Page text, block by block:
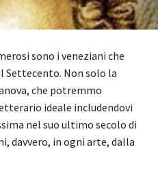
sono i veneziani che
Settecento. Non solo la
che potremmo
ideale includendovi
nel suo ultimo secolo di
davvero, in ogni arte, dalla